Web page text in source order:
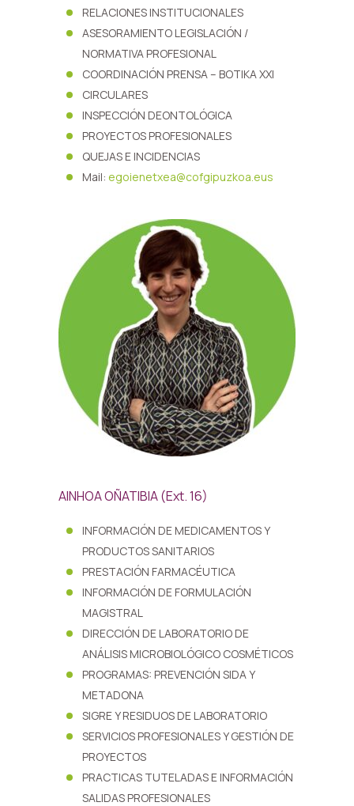
RELACIONES INSTITUCIONALES
ASESORAMIENTO LEGISLACIÓN /
NORMATIVA PROFESIONAL
COORDINACIÓN PRENSA – BOTIKA XXI
CIRCULARES
INSPECCIÓN DEONTOLÓGICA
PROYECTOS PROFESIONALES
QUEJAS E INCIDENCIAS
Mail: egoienetxea@cofgipuzkoa.eus
AINHOA OÑATIBIA (Ext. 16)
INFORMACIÓN DE MEDICAMENTOS Y
PRODUCTOS SANITARIOS
PRESTACIÓN FARMACÉUTICA
INFORMACIÓN DE FORMULACIÓN
MAGISTRAL
DIRECCIÓN DE LABORATORIO DE
ANÁLISIS MICROBIOLÓGICO COSMÉTICOS
PROGRAMAS: PREVENCIÓN SIDA Y
METADONA
SIGRE Y RESIDUOS DE LABORATORIO
SERVICIOS PROFESIONALES Y GESTIÓN DE
PROYECTOS
PRACTICAS TUTELADAS E INFORMACIÓN
SALIDAS PROFESIONALES